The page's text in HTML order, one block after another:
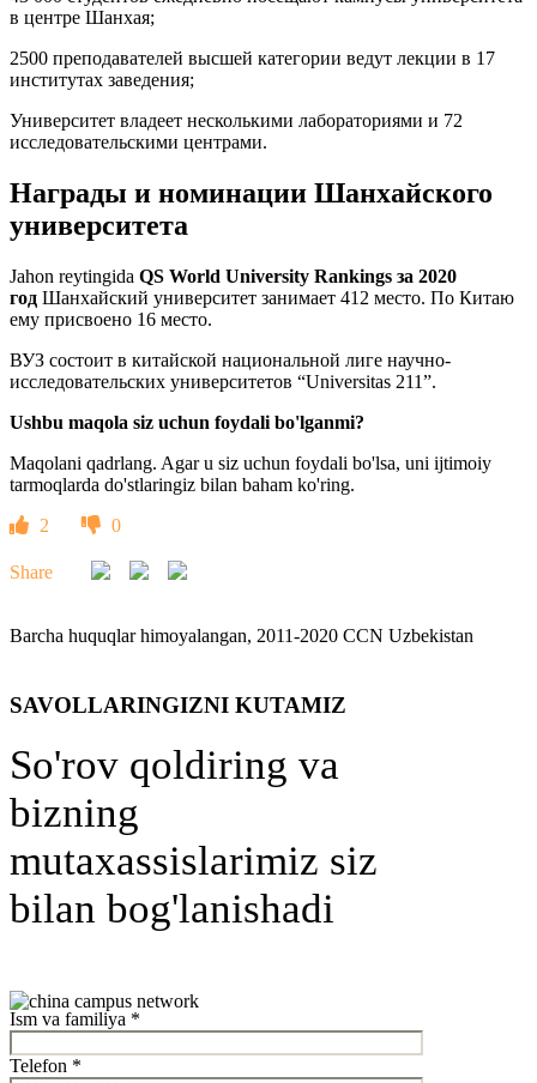
в центре Шанхая;
2500 преподавателей высшей категории ведут лекции в 17
институтах заведения;
Университет владеет несколькими лабораториями и 72
исследовательскими центрами.
Награды и номинации Шанхайского
университета
Jahon reytingida QS World University Rankings за 2020
год Шанхайский университет занимает 412 место. По Китаю
ему присвоено 16 место.
ВУЗ состоит в китайской национальной лиге научно-
исследовательских университетов “Universitas 211”.
Ushbu maqola siz uchun foydali bo'lganmi?
Maqolani qadrlang. Agar u siz uchun foydali bo'lsa, uni ijtimoiy
tarmoqlarda do'stlaringiz bilan baham ko'ring.
2
0
Share
Barcha huquqlar himoyalangan, 2011-2020 CCN Uzbekistan
SAVOLLARINGIZNI KUTAMIZ
So'rov qoldiring va
bizning
mutaxassislarimiz siz
bilan bog'lanishadi
Ism va familiya *
Telefon *